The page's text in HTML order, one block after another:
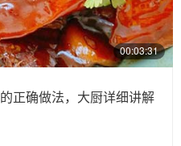
00:03:31
正确做法，大厨详细讲解